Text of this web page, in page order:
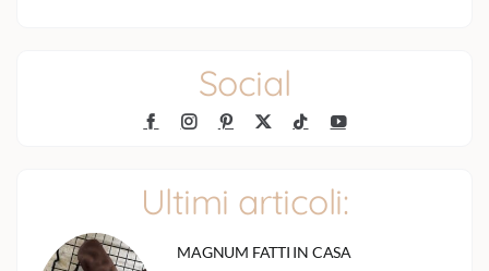
Social
Ultimi articoli:
MAGNUM FATTI IN CASA